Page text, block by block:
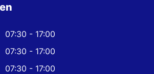
07:30 - 17:00
07:30 - 17:00
07:30 - 17:00